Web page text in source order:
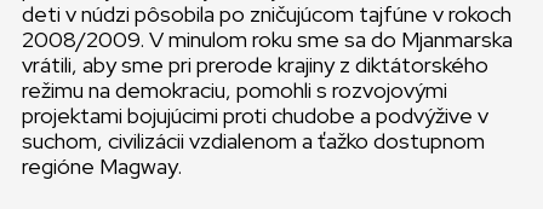
deti v núdzi pôsobila po zničujúcom tajfúne v rokoch
2008/2009. V minulom roku sme sa do Mjanmarska
vrátili, aby sme pri prerode krajiny z diktátorského
režimu na demokraciu, pomohli s rozvojovými
projektami bojujúcimi proti chudobe a podvýžive v
suchom, civilizácii vzdialenom a ťažko dostupnom
regióne Magway.